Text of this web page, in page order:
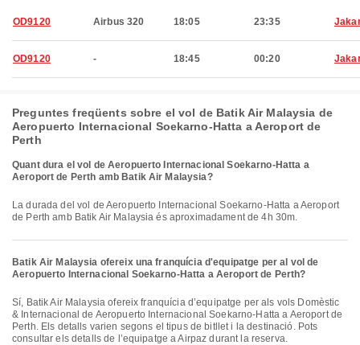
OD9120 Airbus 320 18:05 23:35
OD9120 - 18:45 00:20
Preguntes freqüents sobre el vol de Batik Air Malaysia de
Aeropuerto Internacional Soekarno-Hatta a Aeroport de
Perth
Quant dura el vol de Aeropuerto Internacional Soekarno-Hatta a
Aeroport de Perth amb Batik Air Malaysia?
La durada del vol de Aeropuerto Internacional Soekarno-Hatta a Aeroport
de Perth amb Batik Air Malaysia és aproximadament de 4h 30m.
Batik Air Malaysia ofereix una franquícia d'equipatge per al vol de
Aeropuerto Internacional Soekarno-Hatta a Aeroport de Perth?
Sí, Batik Air Malaysia ofereix franquícia d’equipatge per als vols Domèstic
& Internacional de Aeropuerto Internacional Soekarno-Hatta a Aeroport de
Perth. Els detalls varien segons el tipus de bitllet i la destinació. Pots
consultar els detalls de l’equipatge a Airpaz durant la reserva.